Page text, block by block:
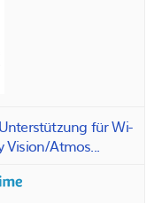
für Wi-
Atmos...